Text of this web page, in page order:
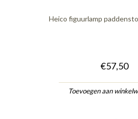
Heico figuurlamp
€57,50
Toevoegen aan